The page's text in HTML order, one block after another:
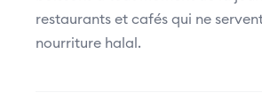
restaurants et cafés qui ne
nourriture halal.